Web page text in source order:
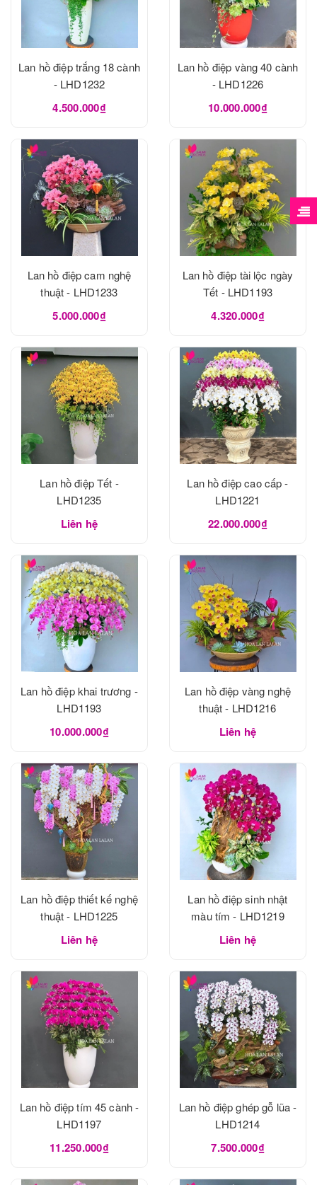
Lan hồ điệp trắng 18 cành
- LHD1232
4.500.000₫
Lan hồ điệp vàng 40 cành
- LHD1226
10.000.000₫
Lan hồ điệp cam nghệ
thuật - LHD1233
5.000.000₫
Lan hồ điệp tài lộc ngày
Tết - LHD1193
4.320.000₫
Lan hồ điệp Tết -
LHD1235
Liên hệ
Lan hồ điệp cao cấp -
LHD1221
22.000.000₫
Lan hồ điệp khai trương -
LHD1193
10.000.000₫
Lan hồ điệp vàng nghệ
thuật - LHD1216
Liên hệ
Lan hồ điệp thiết kế nghệ
thuật - LHD1225
Liên hệ
Lan hồ điệp sinh nhật
màu tím - LHD1219
Liên hệ
Lan hồ điệp tím 45 cành -
LHD1197
11.250.000₫
Lan hồ điệp ghép gỗ lũa -
LHD1214
7.500.000₫